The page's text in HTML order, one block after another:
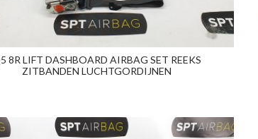
8R LIFT DASHBOARD AIRBAG SET REEKS
ZITBANDEN LUCHTGORDIJNEN